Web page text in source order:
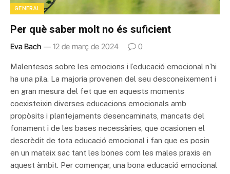
GENERAL
Per què saber molt no és suficient
Eva Bach 12 de març de 2024 0
Malentesos sobre les emocions i l’educació emocional n’hi
ha una pila. La majoria provenen del seu desconeixement i
en gran mesura del fet que en aquests moments
coexisteixin diverses educacions emocionals amb
propòsits i plantejaments desencaminats, mancats del
fonament i de les bases necessàries, que ocasionen el
descrèdit de tota educació emocional i fan que es posin
en un mateix sac tant les bones com les males praxis en
aquest àmbit. Per començar, una bona educació emocional